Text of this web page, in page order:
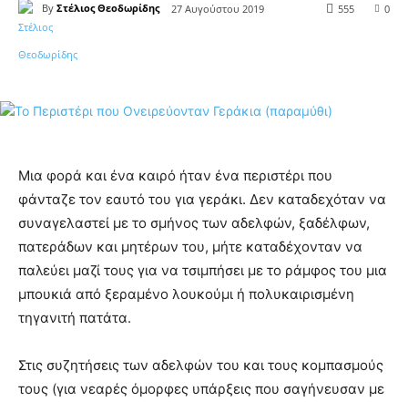
By Στέλιος Θεοδωρίδης 27 Αυγούστου 2019 0
555
Μια φορά και ένα καιρό ήταν ένα περιστέρι που
φάνταζε τον εαυτό του για γεράκι. Δεν καταδεχόταν να
συναγελαστεί με το σμήνος των αδελφών, ξαδέλφων,
πατεράδων και μητέρων του, μήτε καταδέχονταν να
παλεύει μαζί τους για να τσιμπήσει με το ράμφος του μια
μπουκιά από ξεραμένο λουκούμι ή πολυκαιρισμένη
τηγανιτή πατάτα.
Στις συζητήσεις των αδελφών του και τους κομπασμούς
τους (για νεαρές όμορφες υπάρξεις που σαγήνευσαν με